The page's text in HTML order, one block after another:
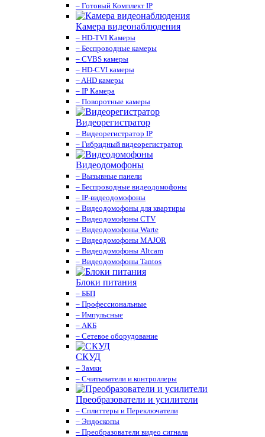
– Готовый Комплект IP
Камера видеонаблюдения
– HD-TVI Камеры
– Беспроводные камеры
– CVBS камеры
– HD-CVI камеры
– AHD камеры
– IP Камера
– Поворотные камеры
Видеорегистратор
– Видеорегистратор IP
– Гибридный видеорегистратор
Видеодомофоны
– Вызывные панели
– Беспроводные видеодомофоны
– IP-видеодомофоны
– Видеодомофоны для квартиры
– Видеодомофоны CTV
– Видеодомофоны Warte
– Видеодомофоны MAJOR
– Видеодомофоны Altcam
– Видеодомофоны Tantos
Блоки питания
– ББП
– Профессиональные
– Импульсные
– АКБ
– Сетевое оборудование
СКУД
– Замки
– Считыватели и контроллеры
Преобразователи и усилители
– Сплиттеры и Переключатели
– Эндоскопы
– Преобразователи видео сигнала